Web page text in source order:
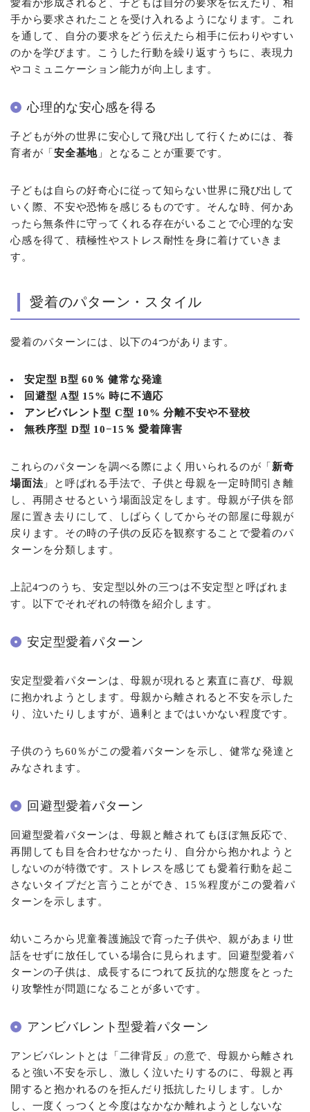
愛着が形成されると、子どもは自分の要求を伝えたり、相
手から要求されたことを受け入れるようになります。これ
を通して、自分の要求をどう伝えたら相手に伝わりやすい
のかを学びます。こうした行動を繰り返すうちに、表現力
やコミュニケーション能力が向上します。
心理的な安心感を得る
子どもが外の世界に安心して飛び出して行くためには、養
育者が「安全基地 」となることが重要です。
子どもは自らの好奇心に従って知らない世界に飛び出して
いく際、不安や恐怖を感じるものです。そんな時、何かあ
ったら無条件に守ってくれる存在がいることで心理的な安
心感を得て、積極性やストレス耐性を身に着けていきま
す。
愛着のパターン・スタイル
愛着のパターンには、以下の4つがあります。
安定型 B型 60％ 健常な発達
回避型 A型 15% 時に不適応
アンビバレント型 C型 10% 分離不安や不登校
無秩序型 D型 10−15％ 愛着障害
これらのパターンを調べる際によく用いられるのが「 新奇
場面法」と呼ばれる手法で、子供と母親を一定時間引き離
し、再開させるという場面設定をします。母親が子供を部
屋に置き去りにして、しばらくしてからその部屋に母親が
戻ります。その時の子供の反応を観察することで愛着のパ
ターンを分類します。
上記4つのうち、安定型以外の三つは不安定型と呼ばれま
す。以下でそれぞれの特徴を紹介します。
安定型愛着パターン
安定型愛着パターンは、母親が現れると素直に喜び、母親
に抱かれようとします。母親から離されると不安を示した
り、泣いたりしますが、過剰とまではいかない程度です。
子供のうち60％がこの愛着パターンを示し、健常な発達と
みなされます。
回避型愛着パターン
回避型愛着パターンは、母親と離されてもほぼ無反応で、
再開しても目を合わせなかったり、自分から抱かれようと
しないのが特徴です。ストレスを感じても愛着行動を起こ
さないタイプだと言うことができ、15％程度がこの愛着パ
ターンを示します。
幼いころから児童養護施設で育った子供や、親があまり世
話をせずに放任している場合に見られます。回避型愛着パ
ターンの子供は、成長するにつれて反抗的な態度をとった
り攻撃性が問題になることが多いです。
アンビバレント型愛着パターン
アンビバレントとは「二律背反」の意で、母親から離され
ると強い不安を示し、激しく泣いたりするのに、母親と再
開すると抱かれるのを拒んだり抵抗したりします。しか
し、一度くっつくと今度はなかなか離れようとしないな